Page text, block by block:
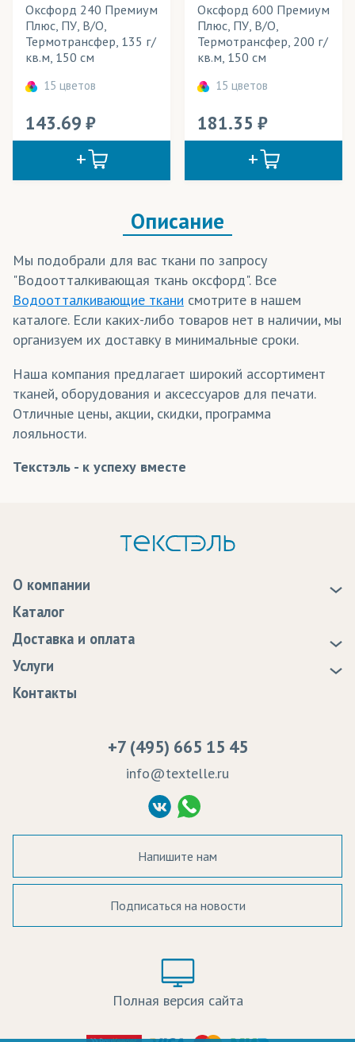
Cостав ткани
Цвет
Водоотталкивающая ткань оксфорд
Ткань оксфорд непромокаемая
Оксфорд 240 Премиум
Плюс, ПУ, В/О,
Термотрансфер, 135 г/
кв.м, 150 см
15 цветов
143.69
Оксфорд 600 Премиум
Плюс, ПУ, В/О,
Термотрансфер, 200 г/
кв.м, 150 см
15 цветов
181.35
Описание
Мы подобрали для вас ткани по запросу
"Водоотталкивающая ткань оксфорд". Все
Водоотталкивающие ткани смотрите в нашем
каталоге. Если каких-либо товаров нет в наличии, мы
организуем их доставку в минимальные сроки.
Наша компания предлагает широкий ассортимент
тканей, оборудования и аксессуаров для печати.
Отличные цены, акции, скидки, программа
лояльности.
Текстэль - к успеху вместе
О компании
Статьи
Программа лояльности
Сертификаты качества
Судебные решения
Политика Конфиденциальности
Согласие на обработку ПД
Каталог
Доставка и оплата
Доставка
Оплата
Услуги
Образцы
Контакты
+7 (495) 665 15 45
info@textelle.ru
Напишите нам
Подписаться на новости
Полная версия сайта